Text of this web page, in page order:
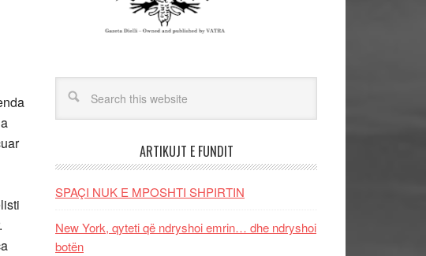
ARTIKUJT E FUNDIT
SPAÇI NUK E MPOSHTI SHPIRTIN
New York, qyteti që ndryshoi emrin… dhe ndryshoi
botën